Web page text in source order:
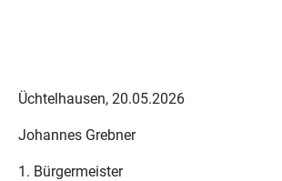
Üchtelhausen, 20.05.2026
Johannes Grebner
1. Bürgermeister